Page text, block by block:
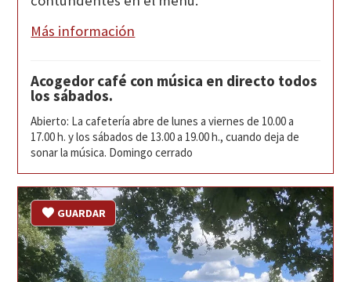
Más información
Acogedor café con música en directo todos
los sábados.
Abierto: La cafetería abre de lunes a viernes de 10.00 a
17.00 h. y los sábados de 13.00 a 19.00 h., cuando deja de
sonar la música. Domingo cerrado
GUARDAR